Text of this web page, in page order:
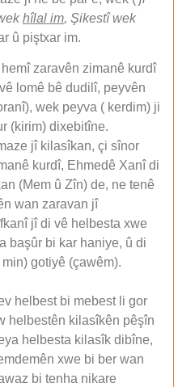
hîlal im, Şikestî wek
û piştxar im.
zaravên zimanê kurdî
lomê bê dudilî, peyvên
wek peyva ( kerdim) ji
(kirim) dixebitîne.
jî kilasîkan, çi sînor
kurdî, Ehmedê Xanî di
(Mem û Zîn) de, ne tenê
wan zaravan jî
jî di vê helbesta xwe
başûr bi kar haniye, û di
gotiyê (çawêm).
helbest bi mebest li gor
helbestên kilasîkên pêşîn
helbesta kilasîk dibîne,
xwe bi ber wan
bi tenha nikare